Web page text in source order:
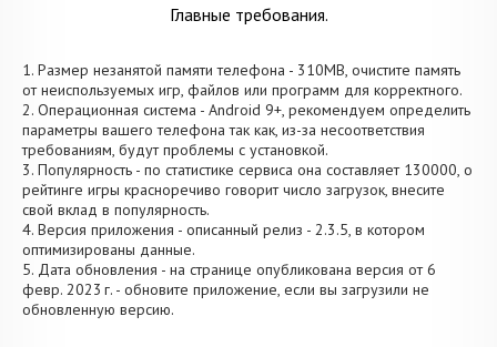
Главные требования.
1. Размер незанятой памяти телефона - 310MB, очистите память
от неиспользуемых игр, файлов или программ для корректного.
2. Операционная система - Android 9+, рекомендуем определить
параметры вашего телефона так как, из-за несоответствия
требованиям, будут проблемы с установкой.
3. Популярность - по статистике сервиса она составляет 130000, о
рейтинге игры красноречиво говорит число загрузок, внесите
свой вклад в популярность.
4. Версия приложения - описанный релиз - 2.3.5, в котором
оптимизированы данные.
5. Дата обновления - на странице опубликована версия от 6
февр. 2023 г. - обновите приложение, если вы загрузили не
обновленную версию.